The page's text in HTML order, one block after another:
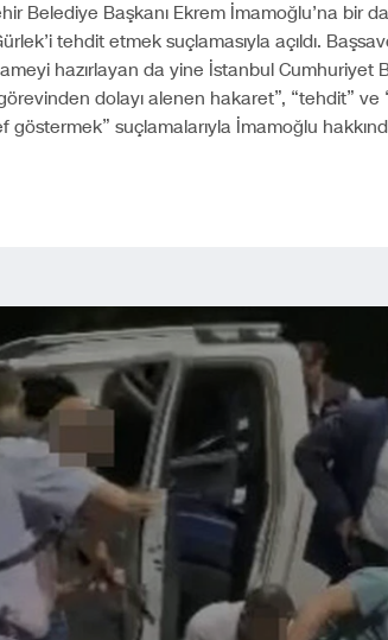
Belediye Başkanı Ekrem İmamoğlu’na bir
tehdit etmek suçlamasıyla açıldı.
hazırlayan da yine İstanbul Cumhuriyet
dolayı alenen hakaret”, “tehdit”
göstermek” suçlamalarıyla İmamoğlu